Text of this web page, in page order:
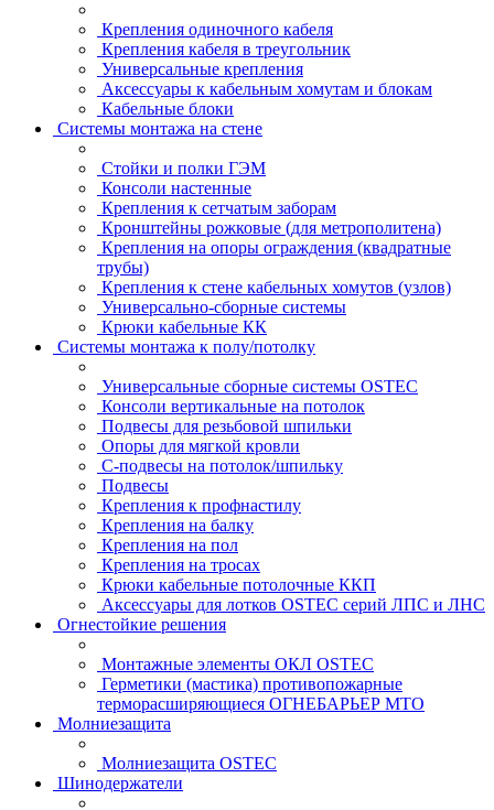
Крепления одиночного кабеля
Крепления кабеля в треугольник
Универсальные крепления
Аксессуары к кабельным хомутам и блокам
Кабельные блоки
Системы монтажа на стене
Стойки и полки ГЭМ
Консоли настенные
Крепления к сетчатым заборам
Кронштейны рожковые (для метрополитена)
Крепления на опоры ограждения (квадратные
трубы)
Крепления к стене кабельных хомутов (узлов)
Универсально-сборные системы
Крюки кабельные КК
Системы монтажа к полу/потолку
Универсальные сборные системы OSTEC
Консоли вертикальные на потолок
Подвесы для резьбовой шпильки
Опоры для мягкой кровли
С-подвесы на потолок/шпильку
Подвесы
Крепления к профнастилу
Крепления на балку
Крепления на пол
Крепления на тросах
Крюки кабельные потолочные ККП
Аксессуары для лотков OSTEC серий ЛПС и ЛНС
Огнестойкие решения
Монтажные элементы ОКЛ OSTEC
Герметики (мастика) противопожарные
терморасширяющиеся ОГНЕБАРЬЕР МТО
Молниезащита
Молниезащита OSTEC
Шинодержатели